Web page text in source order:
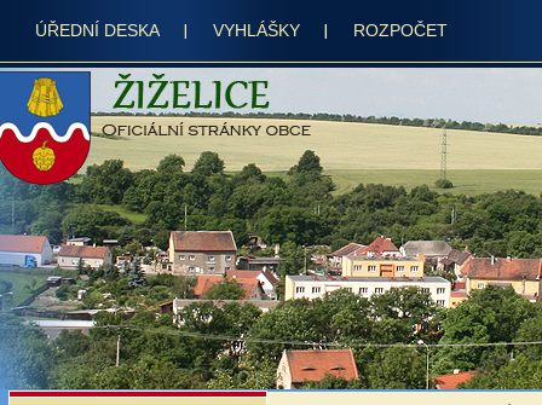
ÚŘEDNÍ DESKA VYHLÁŠKY ROZPOČET